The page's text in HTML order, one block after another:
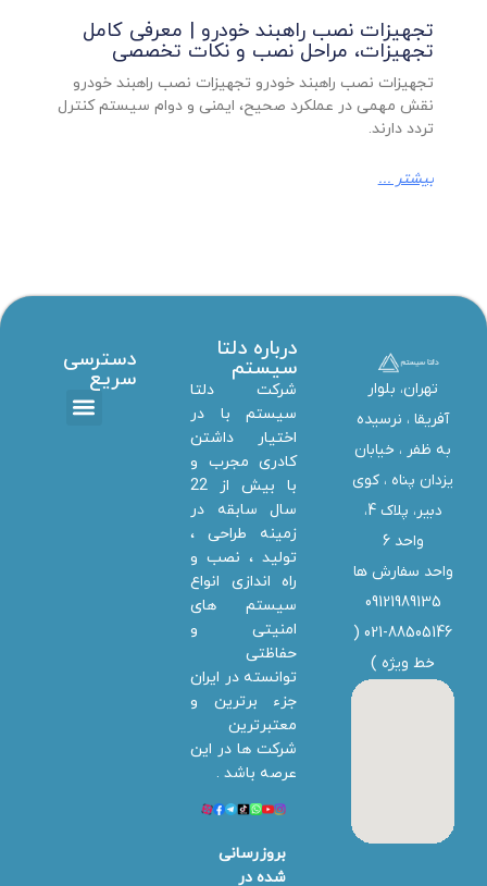
تجهیزات نصب راهبند خودرو | معرفی کامل
تجهیزات، مراحل نصب و نکات تخصصی
تجهیزات نصب راهبند خودرو تجهیزات نصب راهبند خودرو
نقش مهمی در عملکرد صحیح، ایمنی و دوام سیستم کنترل
تردد دارند.
بیشتر ...
تهران، بلوار
آفریقا ، نرسیده
به ظفر ،‌ خیابان
یزدان پناه ، کوی
دبیر، پلاک 4،
واحد 6
واحد سفارش ها
09121989135
021-88505146 (
خط ویژه )
درباره دلتا
سیستم
شرکت دلتا
سیستم با در
اختیار داشتن
کادری مجرب و
با بیش از 22
سال سابقه در
زمینه طراحی ،
تولید ، نصب و
راه اندازی انواع
سیستم های
امنیتی و
حفاظتی
توانسته در ایران
جزء برترین و
معتبرترین
شرکت ها در این
عرصه باشد .
بروزرسانی
شده در
دسترسی
سریع